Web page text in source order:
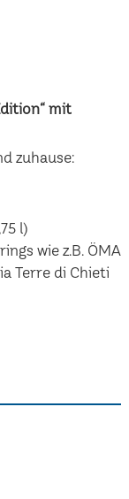
mit
zuhause:
l)
wie z.B. ÖMA
Terre di Chieti